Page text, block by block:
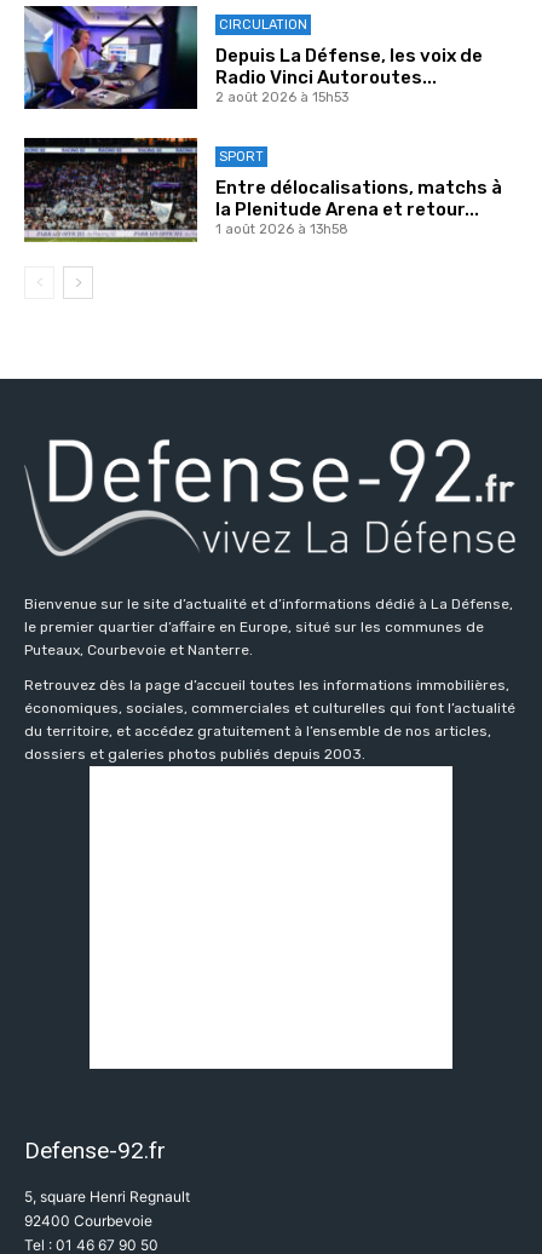
CIRCULATION
Depuis La Défense, les voix de
Radio Vinci Autoroutes...
2 août 2026 à 15h53
SPORT
Entre délocalisations, matchs à
la Plenitude Arena et retour...
1 août 2026 à 13h58
Bienvenue sur le site d’actualité et d’informations dédié à La Défense,
le premier quartier d’affaire en Europe, situé sur les communes de
Puteaux, Courbevoie et Nanterre.
Retrouvez dès la page d’accueil toutes les informations immobilières,
économiques, sociales, commerciales et culturelles qui font l’actualité
du territoire, et accédez gratuitement à l’ensemble de nos articles,
dossiers et galeries photos publiés depuis 2003.
Defense-92.fr
5, square Henri Regnault
92400 Courbevoie
Tel : 01 46 67 90 50